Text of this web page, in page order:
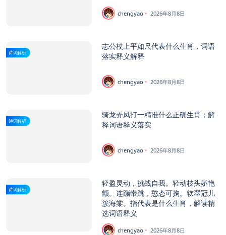
chengyao 2026年8月8日
诗词解析
志公杖上平如尺代表什么生肖，词语
落实释义解释
chengyao 2026年8月8日
诗词解析
骑龙弄凤打一精准什么正确生肖；解
释词语释义落实
chengyao 2026年8月8日
诗词解析
轻盈灵动，挑战自我。轻动枝头娇艳
颤。连蹦带跳，憨态可掬。软翠冠儿
簇海棠。指代表是什么生肖，解读精
选词语释义
chengyao 2026年8月8日